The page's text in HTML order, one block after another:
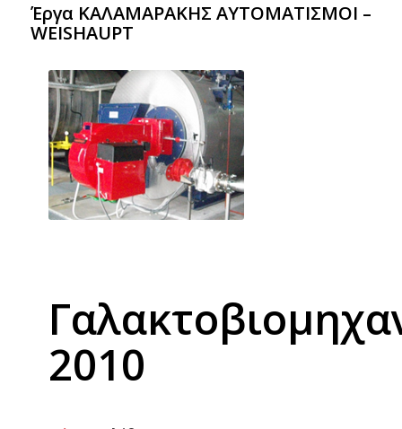
Έργα ΚΑΛΑΜΑΡΑΚΗΣ ΑΥΤΟΜΑΤΙΣΜΟΙ –
WEISHAUPT
2010